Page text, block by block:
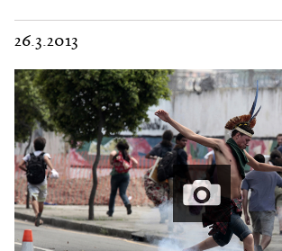
26.3.2013